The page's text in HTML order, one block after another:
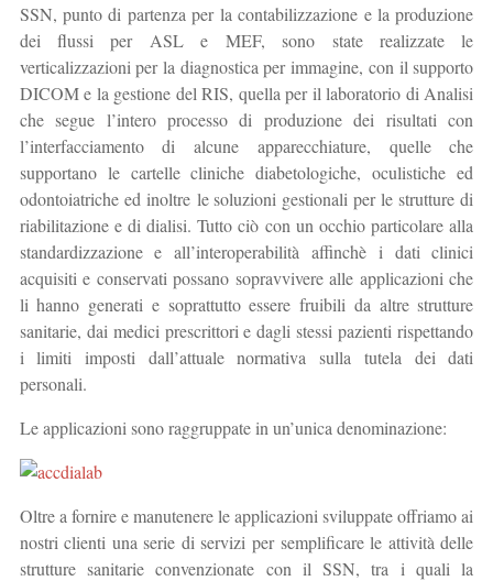
SSN, punto di partenza per la contabilizzazione e la produzione
dei flussi per ASL e MEF, sono state realizzate le
verticalizzazioni per la diagnostica per immagine, con il supporto
DICOM e la gestione del RIS, quella per il laboratorio di Analisi
che segue l’intero processo di produzione dei risultati con
l’interfacciamento di alcune apparecchiature, quelle che
supportano le cartelle cliniche diabetologiche, oculistiche ed
odontoiatriche ed inoltre le soluzioni gestionali per le strutture di
riabilitazione e di dialisi. Tutto ciò con un occhio particolare alla
standardizzazione e all’interoperabilità affinchè i dati clinici
acquisiti e conservati possano sopravvivere alle applicazioni che
li hanno generati e soprattutto essere fruibili da altre strutture
sanitarie, dai medici prescrittori e dagli stessi pazienti rispettando
i limiti imposti dall’attuale normativa sulla tutela dei dati
personali.
Le applicazioni sono raggruppate in un’unica denominazione:
Oltre a fornire e manutenere le applicazioni sviluppate offriamo ai
nostri clienti una serie di servizi per semplificare le attività delle
strutture sanitarie convenzionate con il SSN, tra i quali la